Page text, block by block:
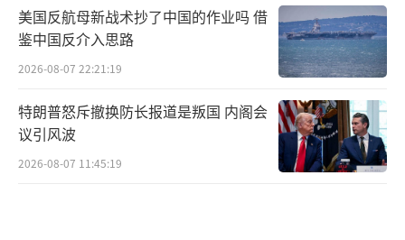
美国反航母新战术抄了中国的作业吗 借
鉴中国反介入思路
2026-08-07 22:21:19
特朗普怒斥撤换防长报道是叛国 内阁会
议引风波
2026-08-07 11:45:19